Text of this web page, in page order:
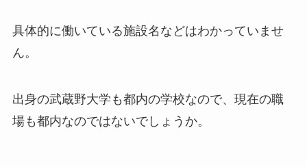
具体的に働いている施設名などはわかっていませ
ん。
出身の武蔵野大学も都内の学校なので、現在の職
場も都内なのではないでしょうか。